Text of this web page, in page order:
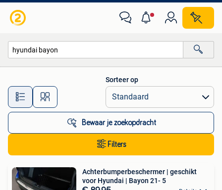
Alle afstanden…
Sorteer op
Bewaar je zoekopdracht
Filters
Achterbumperbeschermer | geschikt
voor Hyundai | Bayon 21- 5